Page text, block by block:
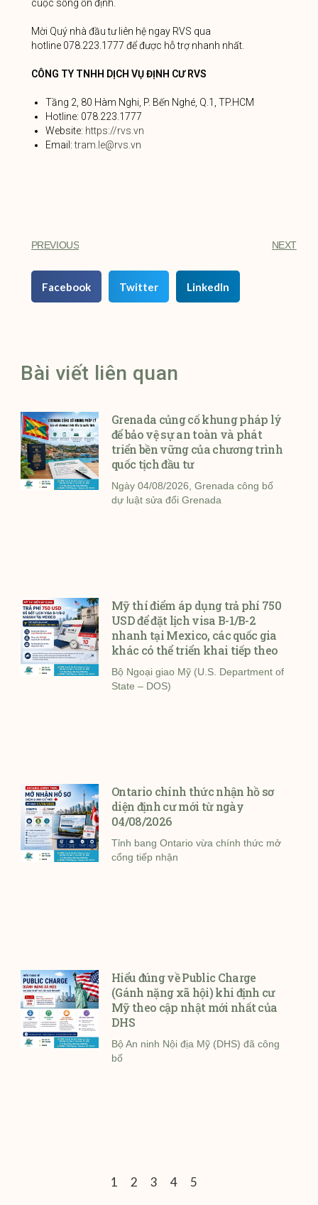
cuộc sống ổn định.
Mời Quý nhà đầu tư liên hệ ngay RVS qua
hotline 078.223.1777 để được hỗ trợ nhanh nhất.
CÔNG TY TNHH DỊCH VỤ ĐỊNH CƯ RVS
Tầng 2, 80 Hàm Nghi, P. Bến Nghé, Q.1, TP.HCM
Hotline: 078.223.1777
Website: https://rvs.vn
Email:tram.le@rvs.vn
PREVIOUS NEXT
Facebook Twitter LinkedIn
Bài viết liên quan
Grenada củng cố khung pháp lý
để bảo vệ sự an toàn và phát
triển bền vững của chương trình
quốc tịch đầu tư
Ngày 04/08/2026, Grenada công bố
dự luật sửa đổi Grenada
Mỹ thí điểm áp dụng trả phí 750
USD để đặt lịch visa B-1/B-2
nhanh tại Mexico, các quốc gia
khác có thể triển khai tiếp theo
Bộ Ngoại giao Mỹ (U.S. Department of
State – DOS)
Ontario chính thức nhận hồ sơ
diện định cư mới từ ngày
04/08/2026
Tỉnh bang Ontario vừa chính thức mở
cổng tiếp nhận
Hiểu đúng về Public Charge
(Gánh nặng xã hội) khi định cư
Mỹ theo cập nhật mới nhất của
DHS
Bộ An ninh Nội địa Mỹ (DHS) đã công
bố
1 2 3 4 5